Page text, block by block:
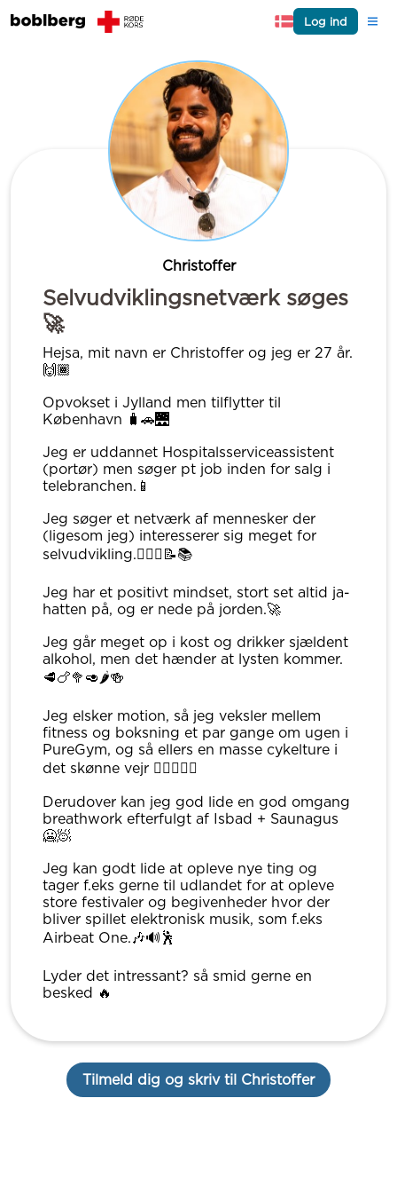
Log ind
Christoffer
Selvudviklingsnetværk søges
🚀
Hejsa, mit navn er Christoffer og jeg er 27 år.
🙌🏾
Opvokset i Jylland men tilflytter til
København 🧳🚗🌉
Jeg er uddannet Hospitalsserviceassistent
(portør) men søger pt job inden for salg i
telebranchen.📱
Jeg søger et netværk af mennesker der
(ligesom jeg) interesserer sig meget for
selvudvikling.🧘🏾‍♂️📝📚
Jeg har et positivt mindset, stort set altid ja-
hatten på, og er nede på jorden.🚀
Jeg går meget op i kost og drikker sjældent
alkohol, men det hænder at lysten kommer.
🥩🍗🥦🥑🌶🍻
Jeg elsker motion, så jeg veksler mellem
fitness og boksning et par gange om ugen i
PureGym, og så ellers en masse cykelture i
det skønne vejr 🏋🏾‍♂️🥊🌞
Derudover kan jeg god lide en god omgang
breathwork efterfulgt af Isbad + Saunagus
🥶🧖
Jeg kan godt lide at opleve nye ting og
tager f.eks gerne til udlandet for at opleve
store festivaler og begivenheder hvor der
bliver spillet elektronisk musik, som f.eks
Airbeat One.🎶🔊🕺
Lyder det intressant? så smid gerne en
besked 🔥
Tilmeld dig og skriv til Christoffer